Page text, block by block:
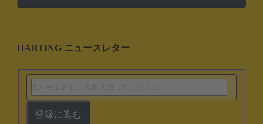
HARTING ニュースレター
登録に進む